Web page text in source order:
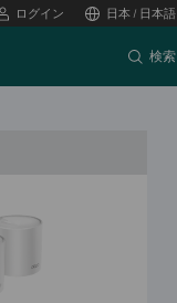
ログイン 日本 / 日本語
検索